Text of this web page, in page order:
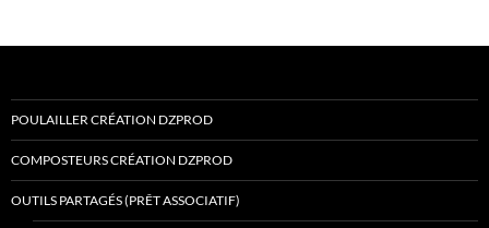
POULAILLER CRÉATION DZPROD
COMPOSTEURS CRÉATION DZPROD
OUTILS PARTAGÉS (PRÊT ASSOCIATIF)